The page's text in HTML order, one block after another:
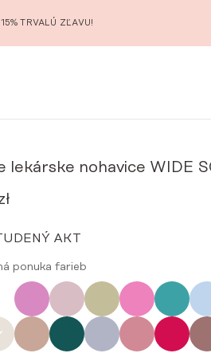
TRVALÚ ZĽAVU!
lekárske nohavice WIDE
AKT
ponuka farieb